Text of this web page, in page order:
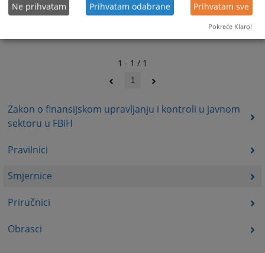
Zakon o finansijskom upravljanju i kontroli u javnom
sektoru u FBiH
Pravilnici
Smjernice
Priručnici
Obrasci
1 - 1 / 1
1
Ne prihvatam Prihvatam odabrane Prihvatam sve
Pokreće Klaro!